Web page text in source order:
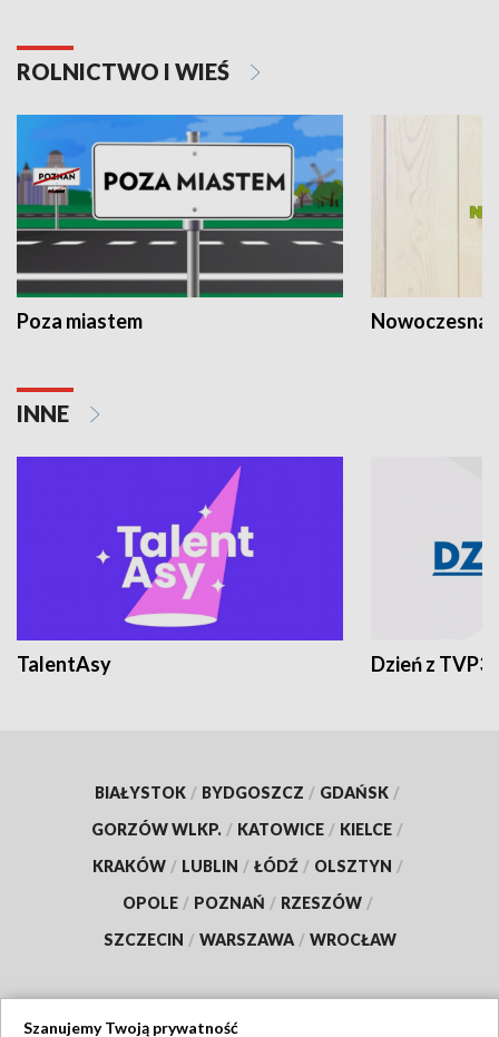
ROLNICTWO I WIEŚ
Poza miastem Nowoczesna
INNE
TalentAsy Dzień z TVP3
BIAŁYSTOK / BYDGOSZCZ / GDAŃSK /
GORZÓW WLKP. / KATOWICE / KIELCE /
KRAKÓW / LUBLIN / ŁÓDŹ / OLSZTYN /
OPOLE / POZNAŃ / RZESZÓW /
SZCZECIN / WARSZAWA / WROCŁAW
Szanujemy Twoją prywatność